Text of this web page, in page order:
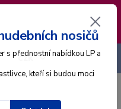
dovolenou. Datum
posouvá na pátek
🐋
CZK
nosičů
s přednostní nabídkou LP a
kteří si budou moci